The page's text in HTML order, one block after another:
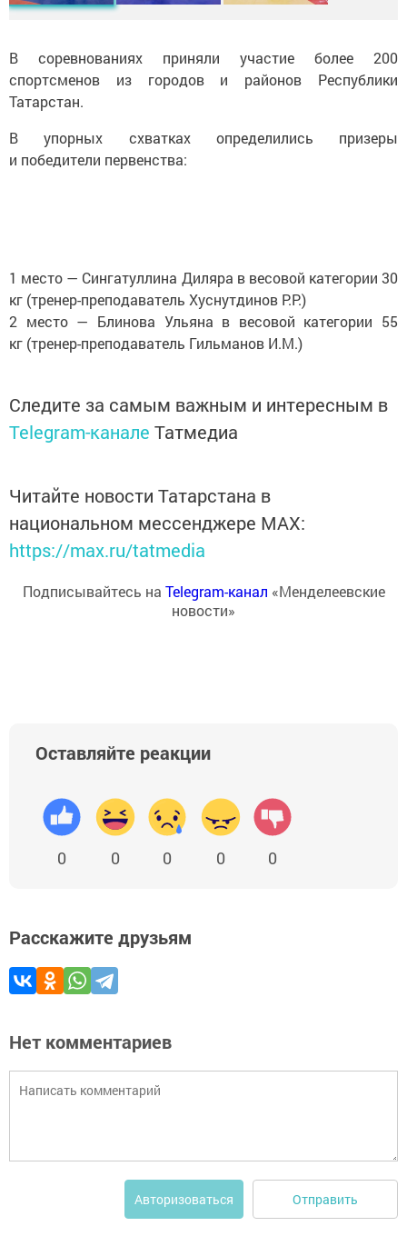
В соревнованиях приняли участие более 200
спортсменов из городов и районов Республики
Татарстан.
В упорных схватках определились призеры
и победители первенства:
1 место — Сингатуллина Диляра в весовой категории 30
кг (тренер-преподаватель Хуснутдинов Р.Р.)
2 место — Блинова Ульяна в весовой категории 55
кг (тренер-преподаватель Гильманов И.М.)
Следите за самым важным и интересным в
Telegram-канале Татмедиа
Читайте новости Татарстана в
национальном мессенджере MАХ:
https://max.ru/tatmedia
Подписывайтесь на Telegram-канал «Менделеевские
новости»
Оставляйте реакции
0 0 0 0 0
Расскажите друзьям
Нет комментариев
Авторизоваться Отправить